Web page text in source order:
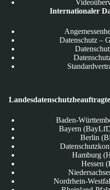
Internationaler
Datenschutz –
Baden-
Bayern
Berlin
Hamburg
Hessen
Nordrhein-